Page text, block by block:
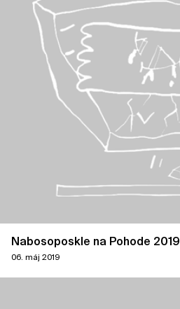
Nabosoposkle na Pohode 2019
06. máj 2019